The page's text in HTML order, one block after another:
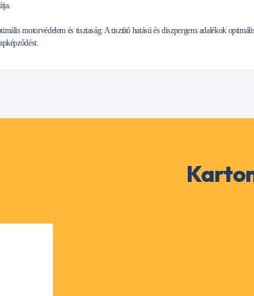
motorvédelem és tisztaság: A tisztító hatású és diszpergens adalékok